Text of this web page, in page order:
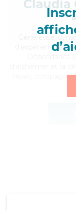
Claudia
,
d'expérience et
repas,